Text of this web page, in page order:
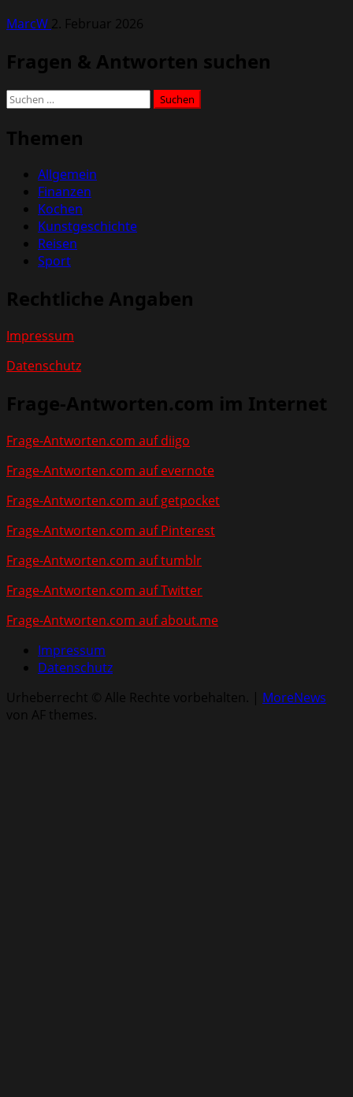
MarcW 2. Februar 2026
Fragen & Antworten suchen
Suchen
nach:
Themen
Allgemein
Finanzen
Kochen
Kunstgeschichte
Reisen
Sport
Rechtliche Angaben
Impressum
Datenschutz
Frage-Antworten.com im Internet
Frage-Antworten.com auf diigo
Frage-Antworten.com auf evernote
Frage-Antworten.com auf getpocket
Frage-Antworten.com auf Pinterest
Frage-Antworten.com auf tumblr
Frage-Antworten.com auf Twitter
Frage-Antworten.com auf about.me
Impressum
Datenschutz
Urheberrecht © Alle Rechte vorbehalten. | MoreNews
von AF themes.